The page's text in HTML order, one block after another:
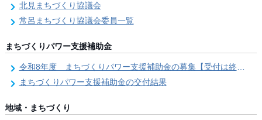
北見まちづくり協議会
常呂まちづくり協議会委員一覧
まちづくりパワー支援補助金
令和8年度 まちづくりパワー支援補助金の募集【受付は終了しました。】
まちづくりパワー支援補助金の交付結果
地域・まちづくり